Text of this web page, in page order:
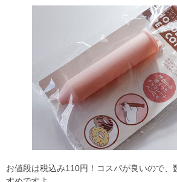
お値段は税込み110円！コスパが良いので、